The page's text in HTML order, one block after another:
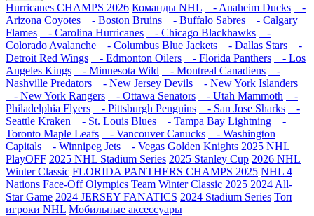
Hurricanes CHAMPS 2026 Команды NHL - Anaheim Ducks
-
Arizona Coyotes
- Boston Bruins - Buffalo Sabres
- Calgary
Flames
- Carolina Hurricanes - Chicago Blackhawks
-
Colorado Avalanche
- Columbus Blue Jackets - Dallas Stars
-
Detroit Red Wings
- Edmonton Oilers - Florida Panthers
- Los
Angeles Kings
- Minnesota Wild - Montreal Canadiens
-
Nashville Predators
- New Jersey Devils
- New York Islanders
- New York Rangers
- Ottawa Senators - Utah Mammoth
-
Philadelphia Flyers
- Pittsburgh Penguins - San Jose Sharks
-
Seattle Kraken
- St. Louis Blues - Tampa Bay Lightning
-
Toronto Maple Leafs
- Vancouver Canucks
- Washington
Capitals
- Winnipeg Jets - Vegas Golden Knights 2025 NHL
PlayOFF 2025 NHL Stadium Series 2025 Stanley Cup 2026 NHL
Winter Classic FLORIDA PANTHERS CHAMPS 2025 NHL 4
Nations Face-Off Olympics Team Winter Classic 2025 2024 All-
Star Game 2024 JERSEY FANATICS 2024 Stadium Series Топ
игроки NHL Мобильные аксессуары